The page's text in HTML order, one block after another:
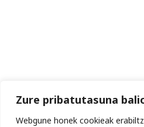
Zure pribatutasuna
Webgune honek cookieak